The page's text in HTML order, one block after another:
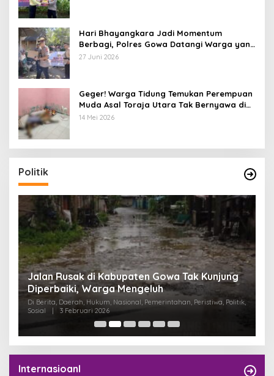
Hari Bhayangkara Jadi Momentum
Berbagi, Polres Gowa Datangi Warga yang
Membutuhkan
27 Juni 2026
Geger! Warga Tidung Temukan Perempuan
Muda Asal Toraja Utara Tak Bernyawa di
Kamar Kos
14 Mei 2026
Politik
Jalan Rusak di Kabupaten Gowa Tak Kunjung
Diperbaiki, Warga Mengeluh
Di Berita, Daerah, Hukum, Nasional, Pemerintahan, Peristiwa, Politik,
Sosial
| 3 Februari 2026
Internasioanl